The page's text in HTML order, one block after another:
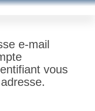
e-mail
vous